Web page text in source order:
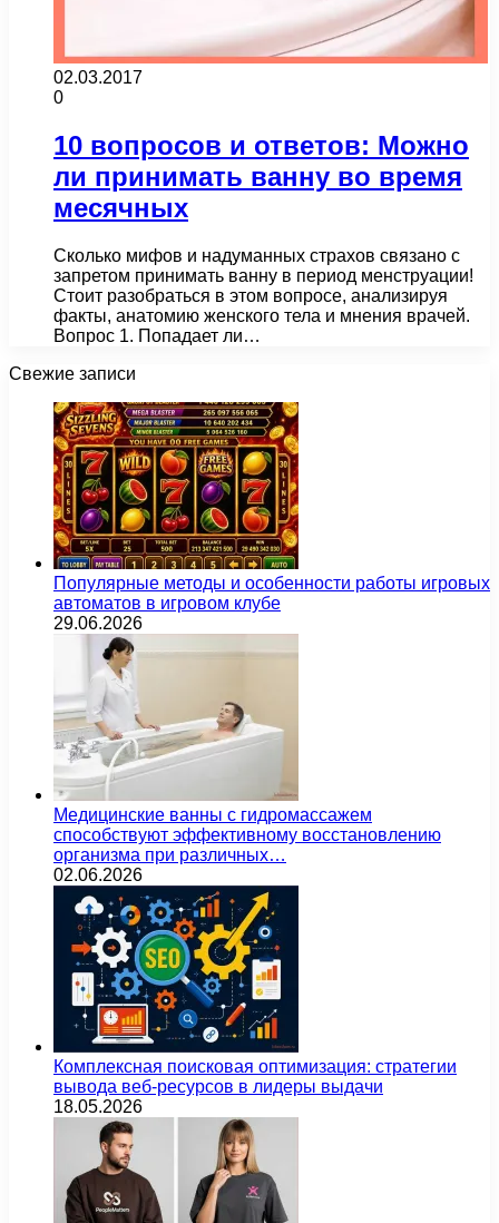
02.03.2017
0
10 вопросов и ответов: Можно
ли принимать ванну во время
месячных
Сколько мифов и надуманных страхов связано с
запретом принимать ванну в период менструации!
Стоит разобраться в этом вопросе, анализируя
факты, анатомию женского тела и мнения врачей.
Вопрос 1. Попадает ли…
Свежие записи
Популярные методы и особенности работы игровых
автоматов в игровом клубе
29.06.2026
Медицинские ванны с гидромассажем
способствуют эффективному восстановлению
организма при различных…
02.06.2026
Комплексная поисковая оптимизация: стратегии
вывода веб-ресурсов в лидеры выдачи
18.05.2026